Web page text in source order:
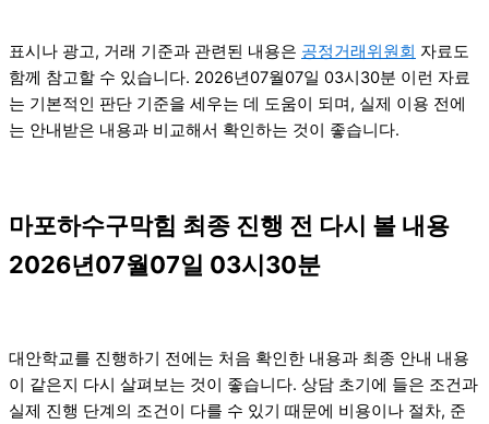
표시나 광고, 거래 기준과 관련된 내용은 공정거래위원회 자료도
함께 참고할 수 있습니다. 2026년07월07일 03시30분 이런 자료
는 기본적인 판단 기준을 세우는 데 도움이 되며, 실제 이용 전에
는 안내받은 내용과 비교해서 확인하는 것이 좋습니다.
마포하수구막힘 최종 진행 전 다시 볼 내용
2026년07월07일 03시30분
대안학교를 진행하기 전에는 처음 확인한 내용과 최종 안내 내용
이 같은지 다시 살펴보는 것이 좋습니다. 상담 초기에 들은 조건과
실제 진행 단계의 조건이 다를 수 있기 때문에 비용이나 절차, 준